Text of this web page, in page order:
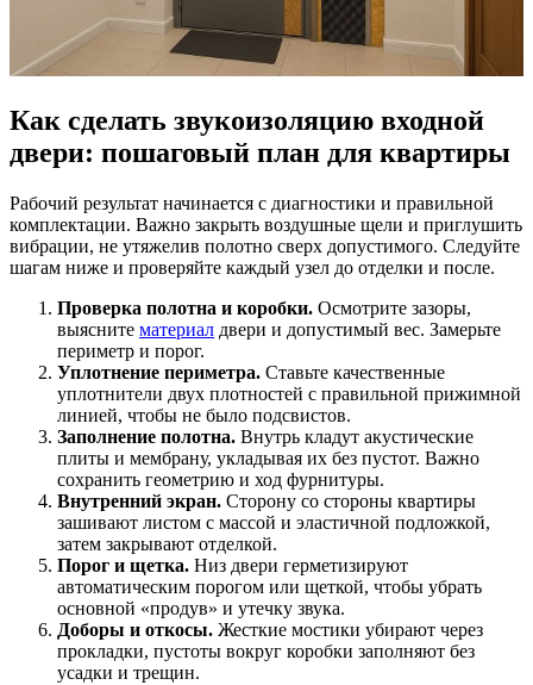
Как сделать звукоизоляцию входной
двери: пошаговый план для квартиры
Рабочий результат начинается с диагностики и правильной
комплектации. Важно закрыть воздушные щели и приглушить
вибрации, не утяжелив полотно сверх допустимого. Следуйте
шагам ниже и проверяйте каждый узел до отделки и после.
Проверка полотна и коробки. Осмотрите зазоры,
выясните материал двери и допустимый вес. Замерьте
периметр и порог.
Уплотнение периметра. Ставьте качественные
уплотнители двух плотностей с правильной прижимной
линией, чтобы не было подсвистов.
Заполнение полотна. Внутрь кладут акустические
плиты и мембрану, укладывая их без пустот. Важно
сохранить геометрию и ход фурнитуры.
Внутренний экран. Сторону со стороны квартиры
зашивают листом с массой и эластичной подложкой,
затем закрывают отделкой.
Порог и щетка. Низ двери герметизируют
автоматическим порогом или щеткой, чтобы убрать
основной «продув» и утечку звука.
Доборы и откосы. Жесткие мостики убирают через
прокладки, пустоты вокруг коробки заполняют без
усадки и трещин.